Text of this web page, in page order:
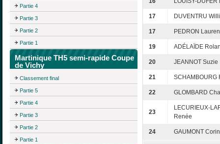
Partie 4
Partie 3
Partie 2
Partie 1
Martinique TH5 semi-rapide Coupe
de Vichy
Classement final
Partie 5
Partie 4
Partie 3
Partie 2
Partie 1
17 DUVENTRU
17 PEDRON
19 ADÉLAÏDE
20 JEANNOT Suzie
21 SCHAMBOURG
22 GLOMBARD
23
LECURIEUX-
Renée
24 GAUMONT